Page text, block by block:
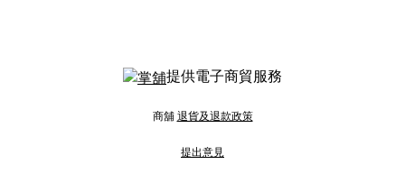
提供電子商貿服務
商舖 退貨及退款政策
提出意見